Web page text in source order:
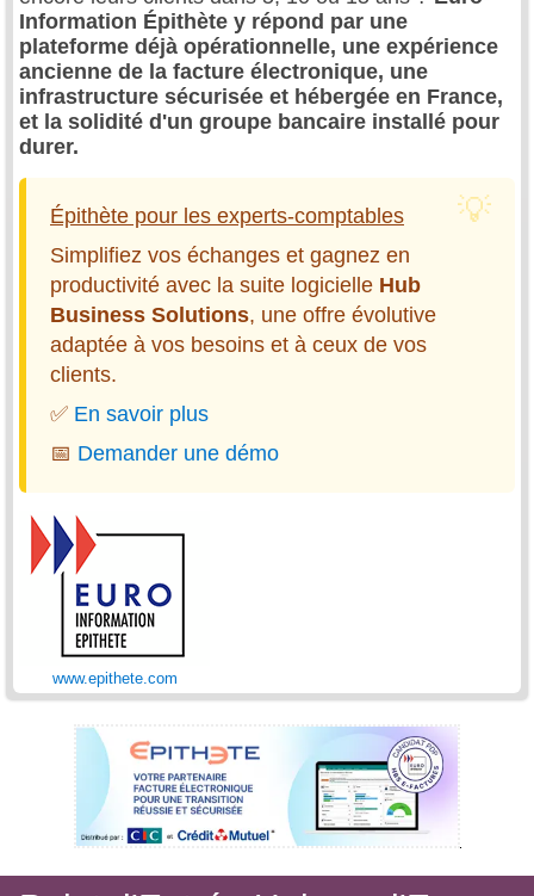
Information Épithète y répond par une
plateforme déjà opérationnelle, une expérience
ancienne de la facture électronique, une
infrastructure sécurisée et hébergée en France,
et la solidité d'un groupe bancaire installé pour
durer.
Épithète pour les experts-comptables
Simplifiez vos échanges et gagnez en
productivité avec la suite logicielle Hub
Business Solutions, une offre évolutive
adaptée à vos besoins et à ceux de vos
clients.
✅ En savoir plus
📅 Demander une démo
www.epithete.com